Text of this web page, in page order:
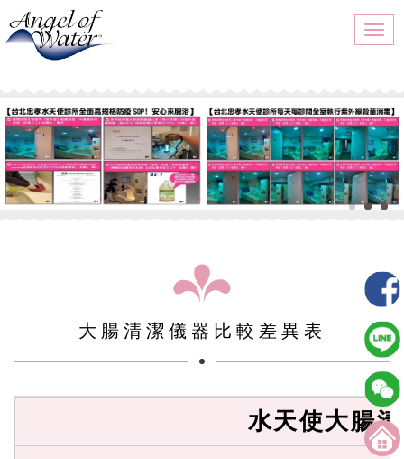
大腸清潔儀器比較差異表
水天使大腸